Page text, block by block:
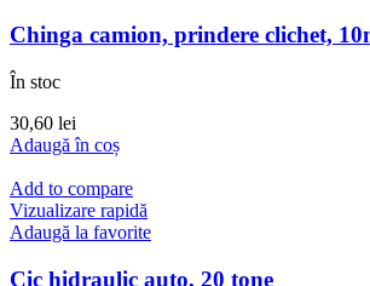
Chinga camion, prindere clichet,
În stoc
30,60 lei
Adaugă în coș
Add to compare
Vizualizare rapidă
Adaugă la favorite
Cic hidraulic auto, 20 tone